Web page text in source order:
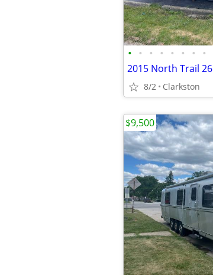
• • • • • • • •
8/2 Clarkston
$9,500